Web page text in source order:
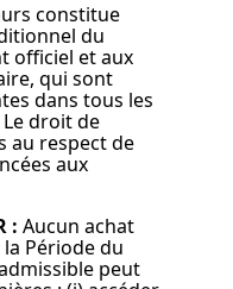
constitue
du
officiel et aux
qui sont
dans tous les
droit de
au respect de
aux
: Aucun achat
la Période du
peut